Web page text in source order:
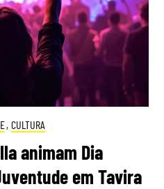
, CULTURA
animam Dia
em Tavira